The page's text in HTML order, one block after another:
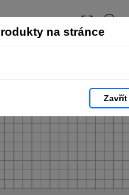
na stránce
Zavřít
15